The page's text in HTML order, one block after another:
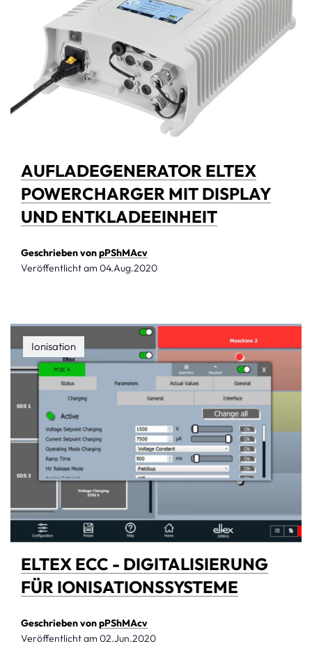
AUFLADEGENERATOR ELTEX
POWERCHARGER MIT DISPLAY
UND ENTKLADEEINHEIT
Geschrieben vonpPShMAcv
Veröffentlicht am 04.Aug.2020
Ionisation
ELTEX ECC - DIGITALISIERUNG
FÜR IONISATIONSSYSTEME
Geschrieben vonpPShMAcv
Veröffentlicht am 02.Jun.2020